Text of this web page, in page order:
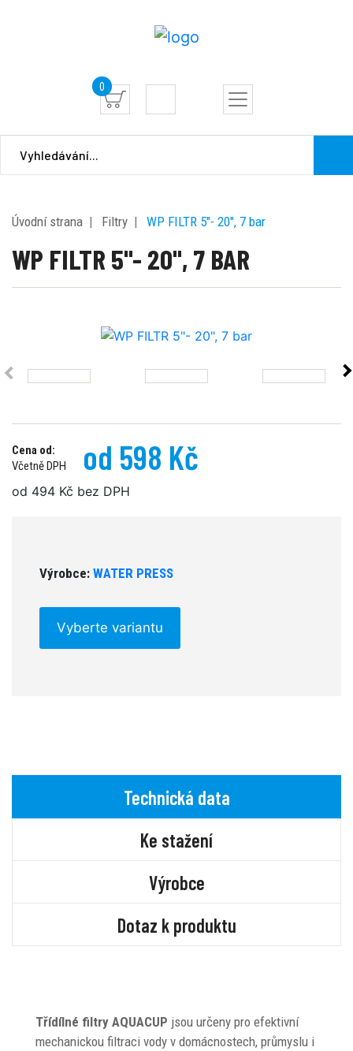
0
Úvodní strana Filtry WP FILTR 5"- 20", 7 bar
WP FILTR 5"- 20", 7 BAR
Cena od:
Včetně DPH
od 598 Kč
od 494 Kč bez DPH
Výrobce: WATER PRESS
Vyberte variantu
Technická data
Ke stažení
Výrobce
Dotaz k produktu
Třídílné filtry AQUACUP jsou určeny pro efektivní
mechanickou filtraci vody v domácnostech, průmyslu i